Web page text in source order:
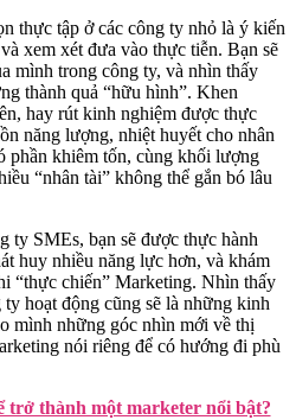
thực tập ở các công ty nhỏ là ý kiến
xem xét đưa vào thực tiễn. Bạn sẽ
mình trong công ty, và nhìn thấy
thành quả “hữu hình”. Khen
hay rút kinh nghiệm được thực
năng lượng, nhiệt huyết cho nhân
phần khiêm tốn, cùng khối lượng
“nhân tài” không thể gắn bó lâu
ty SMEs, bạn sẽ được thực hành
huy nhiều năng lực hơn, và khám
“thực chiến” Marketing. Nhìn thấy
hoạt động cũng sẽ là những kinh
mình những góc nhìn mới về thị
nói riêng để có hướng đi phù
trở thành một marketer nổi bật?